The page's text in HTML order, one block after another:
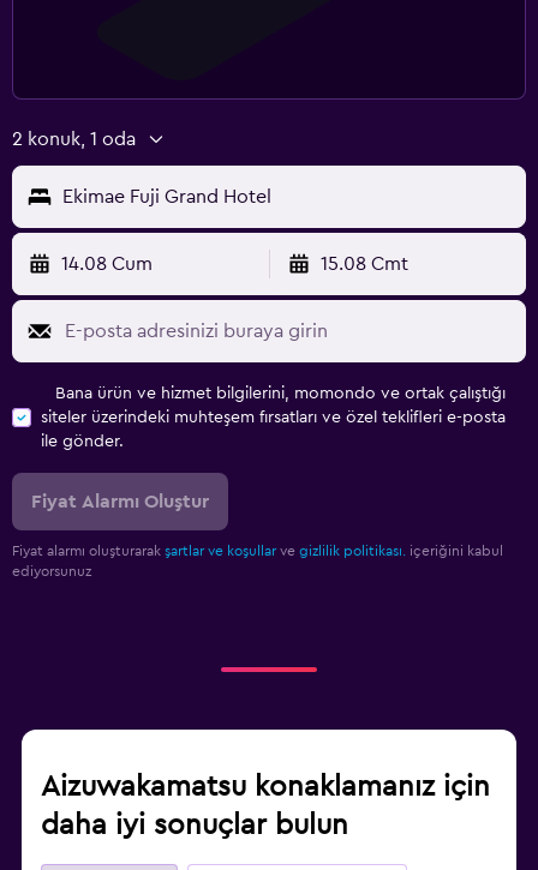
2 konuk, 1 oda
Ekimae Fuji Grand Hotel
14.08 Cum 15.08 Cmt
Bana ürün ve hizmet bilgilerini, momondo ve ortak çalıştığı
siteler üzerindeki muhteşem fırsatları ve özel teklifleri e-posta
ile gönder.
Fiyat Alarmı Oluştur
Fiyat alarmı oluşturarak şartlar ve koşullar ve gizlilik politikası.
içeriğini kabul
ediyorsunuz
Aizuwakamatsu konaklamanız için
daha iyi sonuçlar bulun